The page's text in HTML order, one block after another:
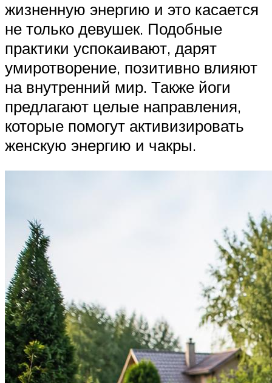
жизненную энергию и это касается
не только девушек. Подобные
практики успокаивают, дарят
умиротворение, позитивно влияют
на внутренний мир. Также йоги
предлагают целые направления,
которые помогут активизировать
женскую энергию и чакры.